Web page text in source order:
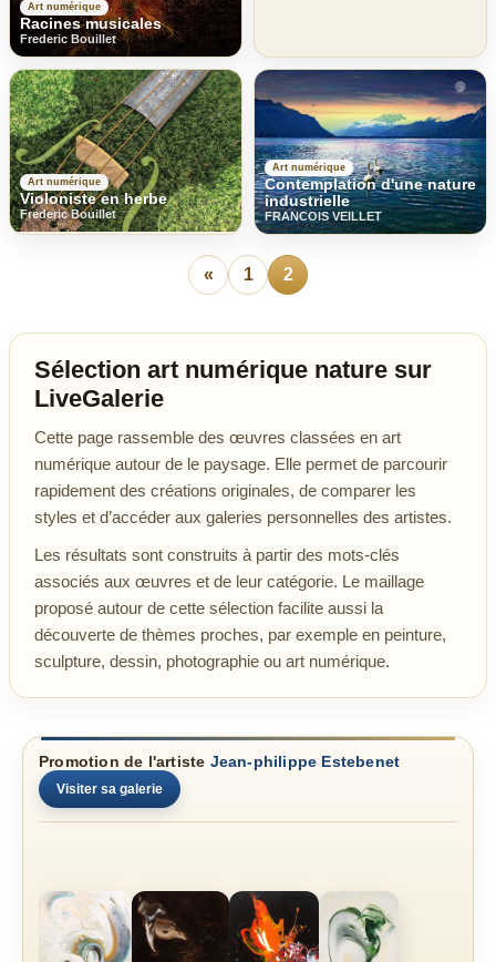
Art numérique
Racines musicales
Frederic Bouillet
Art numérique
Violoniste en herbe
Frederic Bouillet
Art numérique
Contemplation d'une nature
industrielle
FRANCOIS VEILLET
« 1 2
Sélection art numérique nature sur
LiveGalerie
Cette page rassemble des œuvres classées en art
numérique autour de le paysage. Elle permet de parcourir
rapidement des créations originales, de comparer les
styles et d’accéder aux galeries personnelles des artistes.
Les résultats sont construits à partir des mots-clés
associés aux œuvres et de leur catégorie. Le maillage
proposé autour de cette sélection facilite aussi la
découverte de thèmes proches, par exemple en peinture,
sculpture, dessin, photographie ou art numérique.
Promotion de l'artiste Jean-philippe Estebenet
Visiter sa galerie